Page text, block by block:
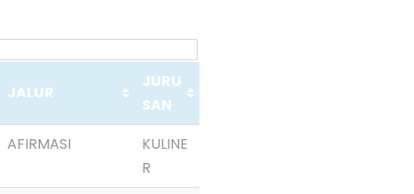
JALUR
JURU
SAN
AFIRMASI
KULINE
R